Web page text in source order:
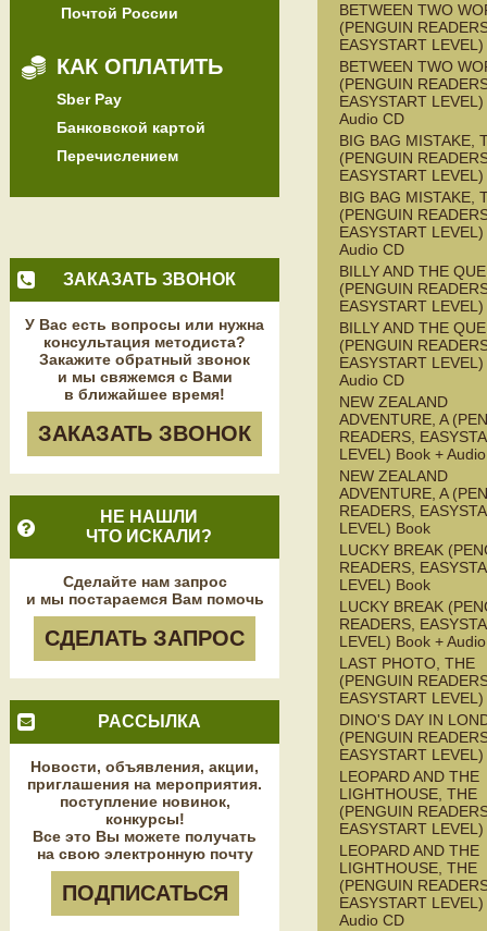
Почтой России
КАК ОПЛАТИТЬ
Sber Pay
Банковской картой
Перечислением
ЗАКАЗАТЬ ЗВОНОК
У Вас есть вопросы или нужна
консультация методиста?
Закажите обратный звонок
и мы свяжемся с Вами
в ближайшее время!
ЗАКАЗАТЬ ЗВОНОК
НЕ НАШЛИ
ЧТО ИСКАЛИ?
Сделайте нам запрос
и мы постараемся Вам помочь
СДЕЛАТЬ ЗАПРОС
РАССЫЛКА
Новости, объявления, акции,
приглашения на мероприятия.
поступление новинок,
конкурсы!
Все это Вы можете получать
на свою электронную почту
ПОДПИСАТЬСЯ
BETWEEN TWO
(PENGUIN
EASYSTART
BETWEEN TWO
(PENGUIN
EASYSTART
Audio CD
BIG BAG MISTAKE,
(PENGUIN
EASYSTART
BIG BAG MISTAKE,
(PENGUIN
EASYSTART
Audio CD
BILLY AND THE
(PENGUIN
EASYSTART
BILLY AND THE
(PENGUIN
EASYSTART
Audio CD
NEW ZEALAND
ADVENTURE, A
READERS,
LEVEL) Book +
NEW ZEALAND
ADVENTURE, A
READERS,
LEVEL) Book
LUCKY BREAK
READERS,
LEVEL) Book
LUCKY BREAK
READERS,
LEVEL) Book +
LAST PHOTO, THE
(PENGUIN
EASYSTART
DINO'S DAY IN
(PENGUIN
EASYSTART
LEOPARD AND THE
LIGHTHOUSE, THE
(PENGUIN
EASYSTART
LEOPARD AND THE
LIGHTHOUSE, THE
(PENGUIN
EASYSTART
Audio CD